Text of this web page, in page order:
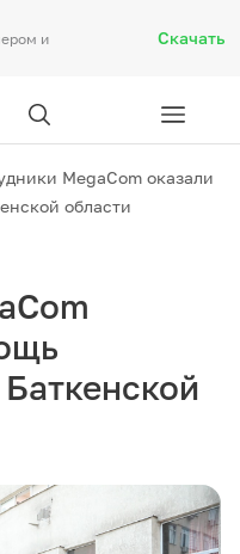
и
Скачать
MegaCom оказали
области